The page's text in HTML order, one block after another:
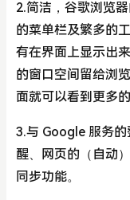
2.简洁，谷歌浏览
的菜单栏及繁多的
有在界面上显示出
的窗口空间留给浏
面就可以看到更多的
3.与 Google 服务
醒、网页的（自动
同步功能。